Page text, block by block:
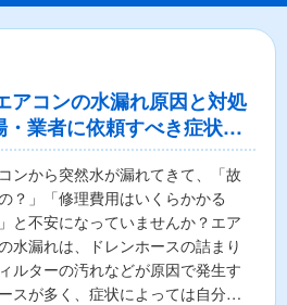
アコンの水漏れ原因と対処
業者に依頼すべき症状も
ンから突然水が漏れてきて、「故
？」「修理費用はいくらかかる
と不安になっていませんか？エア
水漏れは、ドレンホースの詰まり
ルターの汚れなどが原因で発生す
スが多く、症状によっては自分で